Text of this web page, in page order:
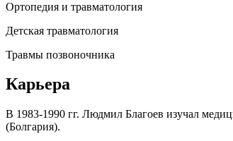
Ортопедия и травматология
Детская травматология
Травмы позвоночника
Карьера
В 1983-1990 гг. Людмил Благоев изучал
(Болгария).